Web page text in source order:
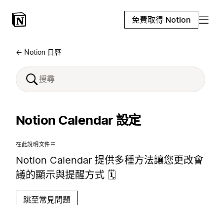
免費取得 Notion
← Notion 日曆
Notion Calendar 設定
在此說明文件中
Notion Calendar 提供多種方法讓您更改會
議的顯示與提醒方式 🗓️
跳至常見問題